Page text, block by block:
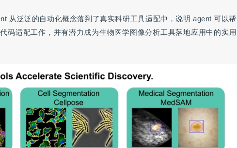
从泛泛的自动化概念落到了真实科研工具适配中，说明 agent 可以帮
码适配工作，并有潜力成为生物医学图像分析工具落地应用中的实用